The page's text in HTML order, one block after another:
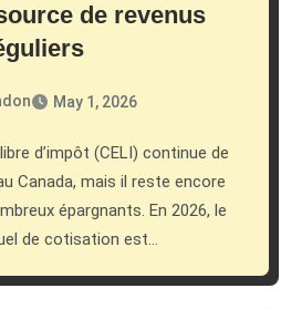
de revenus
May 1, 2026
Canada, mais il reste encore
épargnants. En 2026, le
de cotisation est…